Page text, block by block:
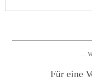
---
Für eine